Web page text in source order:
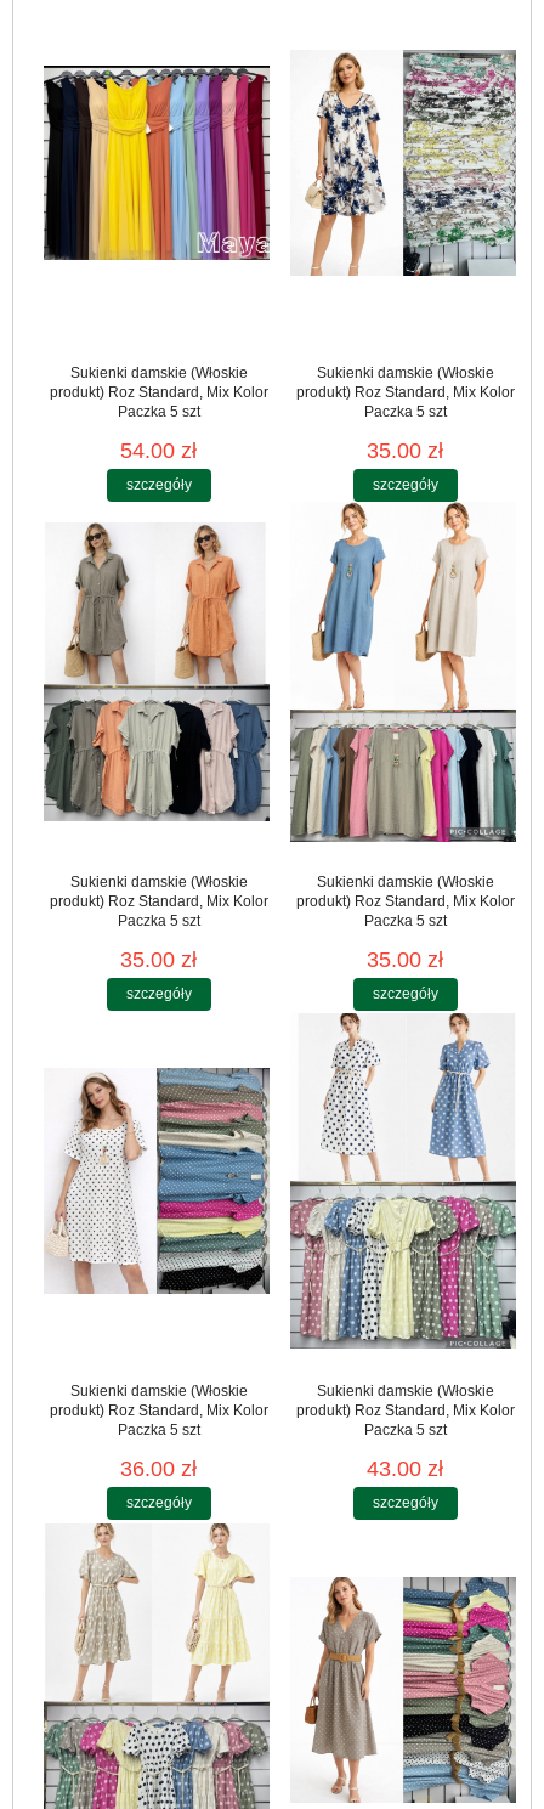
Sukienki damskie (Włoskie
produkt) Roz Standard, Mix Kolor
Paczka 5 szt
54.00 zł
szczegóły
Sukienki damskie (Włoskie
produkt) Roz Standard, Mix Kolor
Paczka 5 szt
35.00 zł
szczegóły
Sukienki damskie (Włoskie
produkt) Roz Standard, Mix Kolor
Paczka 5 szt
35.00 zł
szczegóły
Sukienki damskie (Włoskie
produkt) Roz Standard, Mix Kolor
Paczka 5 szt
35.00 zł
szczegóły
Sukienki damskie (Włoskie
produkt) Roz Standard, Mix Kolor
Paczka 5 szt
36.00 zł
szczegóły
Sukienki damskie (Włoskie
produkt) Roz Standard, Mix Kolor
Paczka 5 szt
43.00 zł
szczegóły